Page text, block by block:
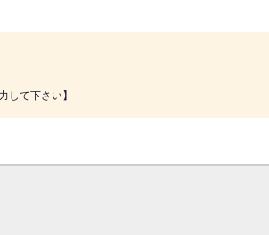
て下さい】